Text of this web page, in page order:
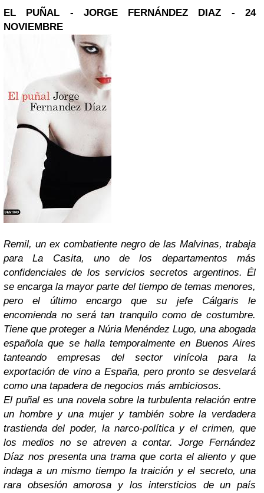
EL PUÑAL - JORGE FERNÁNDEZ DIAZ - 24
NOVIEMBRE
Remil, un ex combatiente negro de las Malvinas, trabaja
para La Casita, uno de los departamentos más
confidenciales de los servicios secretos argentinos. Él
se encarga la mayor parte del tiempo de temas menores,
pero el último encargo que su jefe Cálgaris le
encomienda no será tan tranquilo como de costumbre.
Tiene que proteger a Núria Menéndez Lugo, una abogada
española que se halla temporalmente en Buenos Aires
tanteando empresas del sector vinícola para la
exportación de vino a España, pero pronto se desvelará
como una tapadera de negocios más ambiciosos.
El puñal es una novela sobre la turbulenta relación entre
un hombre y una mujer y también sobre la verdadera
trastienda del poder, la narco-política y el crimen, que
los medios no se atreven a contar. Jorge Fernández
Díaz nos presenta una trama que corta el aliento y que
indaga a un mismo tiempo la traición y el secreto, una
rara obsesión amorosa y los intersticios de un país